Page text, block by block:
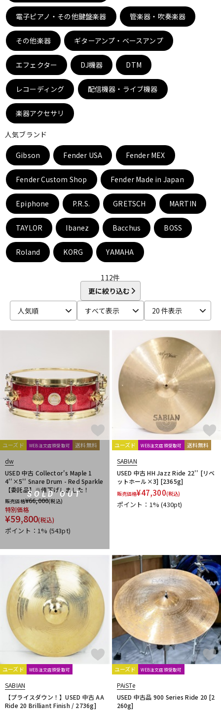
管楽器 その他楽器
アンプ エフェクター
DJ機器 DTM
DTM オンライン納品
配信/ライブ機器 楽器アクセサリ
中古 ヴィンテージ
電子ピアノ・その他鍵盤楽器 管楽器・吹奏楽器
その他楽器 ギターアンプ・ベースアンプ
エフェクター DJ機器 DTM
レコーディング 配信機器・ライブ機器
楽器アクセサリ
人気ブランド
Gibson Fender USA Fender MEX
Fender Custom Shop Fender Made in Japan
Epiphone P.R.S. GRETSCH MARTIN
TAYLOR Ibanez Bacchus BOSS
Roland KORG YAMAHA
112件
更に絞り込む
人気順
すべて表示 20 件表示
SOLD OUT
ユーズド WEB注文店頭受取可 送料無料
dw
USED 中古 Collector's Maple 1
4''×5'' Snare Drum - Red Sparkle
【委託品】※値下げしました！
販売価格¥66,000(税込)
特別価格
¥59,800(税込)
ポイント：1% (543pt)
ユーズド WEB注文店頭受取可 送料無料
SABIAN
USED 中古 HH Jazz Ride 22'' [リベ
ットホール×3] [2365g]
販売価格¥47,300(税込)
ポイント：1%(430pt)
ユーズド WEB注文店頭受取可
SABIAN
【プライスダウン！】USED 中古 AA
Ride 20 Brilliant Finish / 2736g]
ユーズド WEB注文店頭受取可
PAiSTe
USED 中古品 900 Series Ride 20 [2
260g]